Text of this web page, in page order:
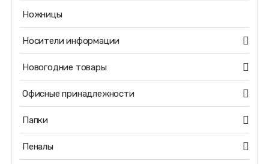
Ножницы
Носители информации
Новогодние товары
Офисные принадлежности
Папки
Пеналы